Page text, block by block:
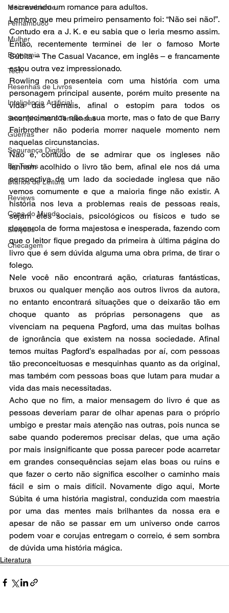
Meio ambiente
Pernambuco
Mulher
Economia
Tech
Resenhas de Livros
Inteligência Artificial
Smartphones e Tendências
Guerras
Segurança Digital
Big Techs
Diários de Leitura
Reviews
Copa do Mundo
Eleições
Checagem
escrevendo um romance para adultos.
Lembro que meu primeiro pensamento foi: “Não sei não!”.
Contudo era a J. K. e eu sabia que o leria mesmo assim.
Então, recentemente terminei de ler o famoso Morte
Súbita – The Casual Vacance, em inglês – e francamente
estou outra vez impressionado.
Rowling nos presenteia com uma história com uma
personagem principal ausente, porém muito presente na
vida das demais, afinal o estopim para todos os
acontecimentos não é sua morte, mas o fato de que Barry
Fairbrother não poderia morrer naquele momento nem
naquelas circunstancias.
Não é, contudo de se admirar que os ingleses não
tenham acolhido o livro tão bem, afinal ele nos dá uma
perspectiva de um lado da sociedade inglesa que não
vemos comumente e que a maioria finge não existir. A
história nos leva a problemas reais de pessoas reais,
sejam eles sociais, psicológicos ou físicos e tudo se
desenrola de forma majestosa e inesperada, fazendo com
que o leitor fique pregado da primeira à última página do
livro que é sem dúvida alguma uma obra prima, de tirar o
folego.
Nele você não encontrará ação, criaturas fantásticas,
bruxos ou qualquer menção aos outros livros da autora,
no entanto encontrará situações que o deixarão tão em
choque quanto as próprias personagens que as
vivenciam na pequena Pagford, uma das muitas bolhas
de ignorância que existem na nossa sociedade. Afinal
temos muitas Pagford’s espalhadas por aí, com pessoas
tão preconceituosas e mesquinhas quanto as da original,
mas também com pessoas boas que lutam para mudar a
vida das mais necessitadas.
Acho que no fim, a maior mensagem do livro é que as
pessoas deveriam parar de olhar apenas para o próprio
umbigo e prestar mais atenção nas outras, pois nunca se
sabe quando poderemos precisar delas, que uma ação
por mais insignificante que possa parecer pode acarretar
em grandes consequências sejam elas boas ou ruins e
que fazer o certo não significa escolher o caminho mais
fácil e sim o mais difícil. Novamente digo aqui, Morte
Súbita é uma história magistral, conduzida com maestria
por uma das mentes mais brilhantes da nossa era e
apesar de não se passar em um universo onde carros
podem voar e corujas entregam o correio, é sem sombra
de dúvida uma história mágica.
Literatura